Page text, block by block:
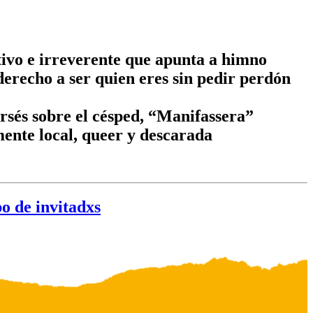
e irreverente que apunta a himno
a ser quien eres sin pedir perdón
sobre el césped, “Manifassera”
local, queer y descarada
de invitadxs